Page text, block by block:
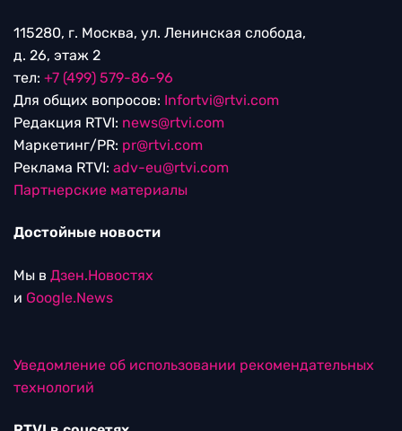
115280, г. Москва, ул. Ленинская слобода,
д. 26, этаж 2
тел: +7 (499) 579-86-96
Для общих вопросов: Infortvi@rtvi.com
Редакция RTVI: news@rtvi.com
Маркетинг/PR: pr@rtvi.com
Реклама RTVI: adv-eu@rtvi.com
Партнерские материалы
Достойные новости
Мы в Дзен.Новостях
и Google.News
Уведомление об использовании рекомендательных
технологий